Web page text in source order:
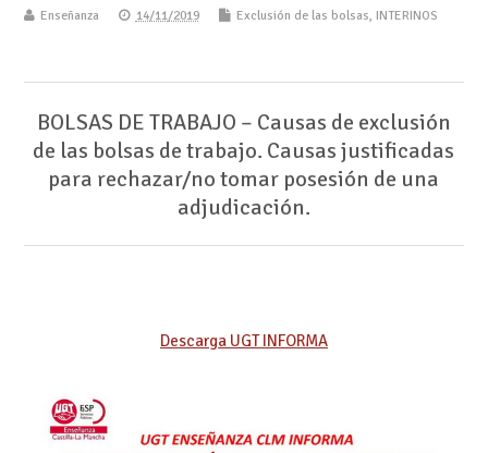
Enseñanza 14/11/2019 Exclusión de las bolsas, INTERINOS
BOLSAS DE TRABAJO – Causas de exclusión
de las bolsas de trabajo. Causas justificadas
para rechazar/no tomar posesión de una
adjudicación.
Descarga UGT INFORMA